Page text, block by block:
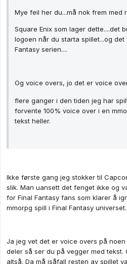
Mye feil her du...må nok frem med
Square Enix som lager dette....det
logoen når du starta spillet...og
Fantasy serien....
Og voice overs, jo det er voice
flere ganger i den tiden jeg har
forvente 100% voice over i en
tekst heller.
Ikke første gang jeg stokker til
slik. Man uansett det fenget ikke og
for Final Fantasy fans som klarer å
mmorpg spill i Final Fantasy universet.
Ja jeg vet det er voice overs på
deler så ser du på vegger med tekst.
altså. Da må isåfall resten av spillet